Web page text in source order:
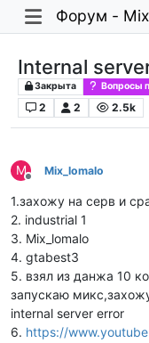
Форум -
Internal
Закрыта Вопросы
2 2 2.5k
M
Не в сети
Mix_lomalo
1.захожу на серв и
2. industrial 1
3. Mix_lomalo
4. gtabest3
5. взял из данжа 10
запускаю
internal server error
6. https://